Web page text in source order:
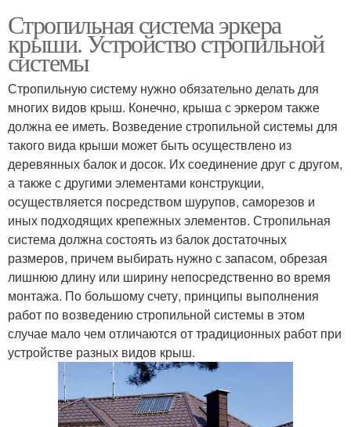
Стропильная система эркера
крыши. Устройство стропильной
системы
Стропильную систему нужно обязательно делать для
многих видов крыш. Конечно, крыша с эркером также
должна ее иметь. Возведение стропильной системы для
такого вида крыши может быть осуществлено из
деревянных балок и досок. Их соединение друг с другом,
а также с другими элементами конструкции,
осуществляется посредством шурупов, саморезов и
иных подходящих крепежных элементов. Стропильная
система должна состоять из балок достаточных
размеров, причем выбирать нужно с запасом, обрезая
лишнюю длину или ширину непосредственно во время
монтажа. По большому счету, принципы выполнения
работ по возведению стропильной системы в этом
случае мало чем отличаются от традиционных работ при
устройстве разных видов крыш.